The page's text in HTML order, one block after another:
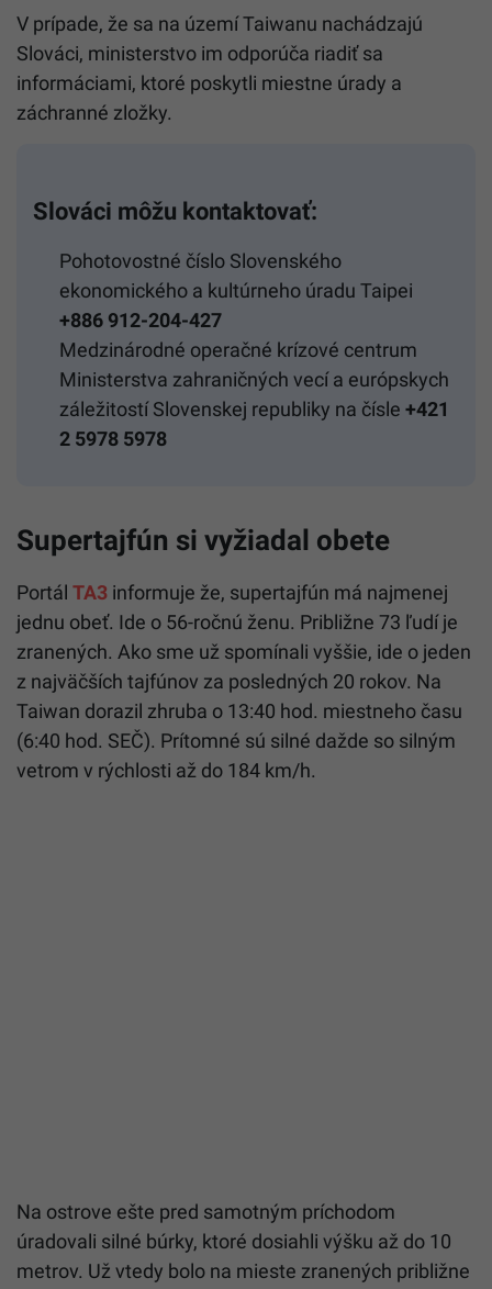
V prípade, že sa na území Taiwanu nachádzajú
Slováci, ministerstvo im odporúča riadiť sa
informáciami, ktoré poskytli miestne úrady a
záchranné zložky.
Slováci môžu kontaktovať:
Pohotovostné číslo Slovenského
ekonomického a kultúrneho úradu Taipei
+886 912-204-427
Medzinárodné operačné krízové centrum
Ministerstva zahraničných vecí a európskych
záležitostí Slovenskej republiky na čísle +421
2 5978 5978
Supertajfún si vyžiadal obete
Portál TA3 informuje že, supertajfún má najmenej
jednu obeť. Ide o 56-ročnú ženu. Približne 73 ľudí je
zranených. Ako sme už spomínali vyššie, ide o jeden
z najväčších tajfúnov za posledných 20 rokov. Na
Taiwan dorazil zhruba o 13:40 hod. miestneho času
(6:40 hod. SEČ). Prítomné sú silné dažde so silným
vetrom v rýchlosti až do 184 km/h.
Na ostrove ešte pred samotným príchodom
úradovali silné búrky, ktoré dosiahli výšku až do 10
metrov. Už vtedy bolo na mieste zranených približne